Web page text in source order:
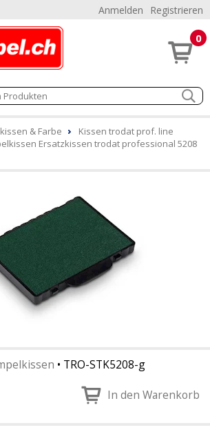
Anmelden Registrieren
0
& Farbe
Kissen trodat prof. line
Ersatzkissen trodat professional 5208
• TRO-STK5208-g
In den Warenkorb